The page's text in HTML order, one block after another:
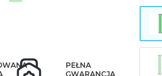
PEŁNA
GWARANCJA